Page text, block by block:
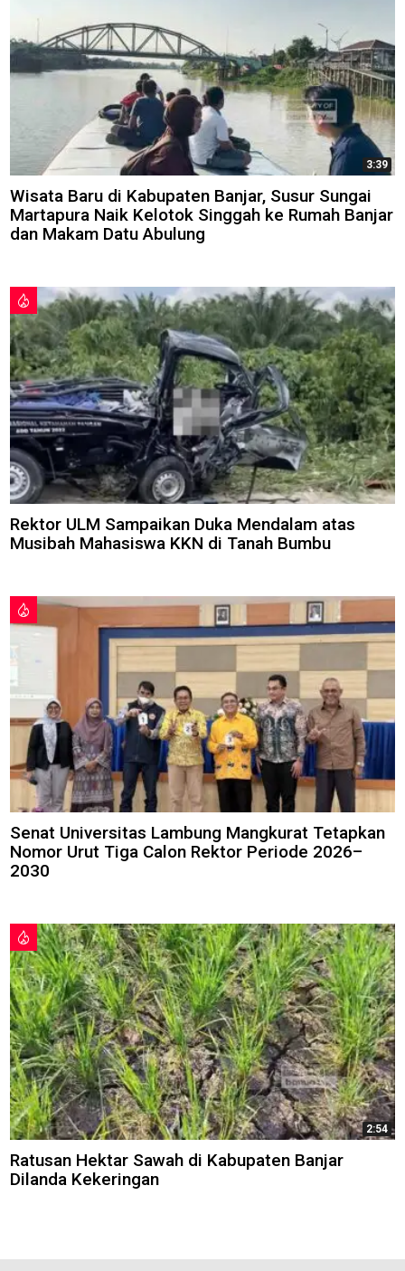
3:39
Wisata Baru di Kabupaten Banjar, Susur Sungai
Martapura Naik Kelotok Singgah ke Rumah Banjar
dan Makam Datu Abulung
Rektor ULM Sampaikan Duka Mendalam atas
Musibah Mahasiswa KKN di Tanah Bumbu
Senat Universitas Lambung Mangkurat Tetapkan
Nomor Urut Tiga Calon Rektor Periode 2026–
2030
2:54
Ratusan Hektar Sawah di Kabupaten Banjar
Dilanda Kekeringan